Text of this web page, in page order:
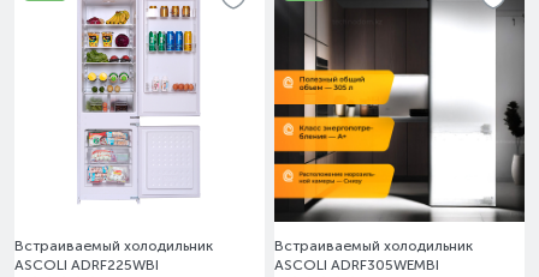
Встраиваемый холодильник
ASCOLI ADRF225WBI
Встраиваемый холодильник
ASCOLI ADRF305WEMBI